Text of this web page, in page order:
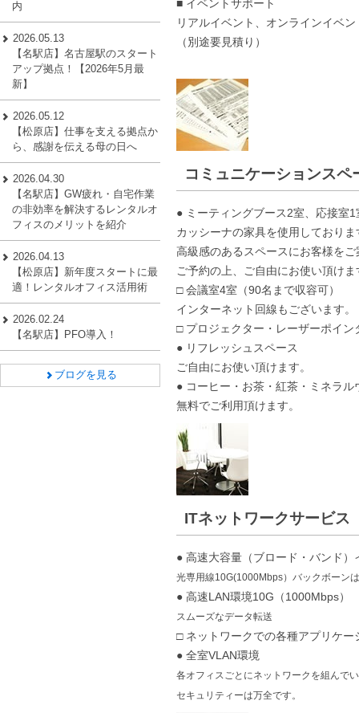
■ イベントサポート
リアルイベント、オンラインイベ
（別途要見積り）
コミュニケーションスペ
● ミーティングブース2室、応接室1
カッシーナの家具を使用しておりま
高級感のあるスペースにお客様を
ご予約の上、ご自由にお使い頂け
□ 会議室4室（90名まで収容可）
インターネット回線もございます。
□ プロジェクター・レーザーポイン
● リフレッシュスペース
ご自由にお使い頂けます。
● コーヒー・お茶・紅茶・ミネラ
無料でご利用頂けます。
ITネットワークサービス
● 高速大容量（ブロード・バンド）
光専用線10G(1000Mbps）バックボーン
● 高速LAN環境10G（1000Mbps）
スムーズなデータ転送
□ ネットワークでの各種アプリケー
● 全室VLAN環境
各オフィスごとにネットワークを組んで
セキュリティーは万全です。
内
2026.05.13
【名駅店】名古屋駅のスタート
アップ拠点！【2026年5月最
新】
2026.05.12
【松原店】仕事を支える拠点か
ら、感謝を伝える母の日へ
2026.04.30
【名駅店】GW疲れ・自宅作業
の非効率を解決するレンタルオ
フィスのメリットを紹介
2026.04.13
【松原店】新年度スタートに最
適！レンタルオフィス活用術
2026.02.24
【名駅店】PFO導入！
ブログを見る